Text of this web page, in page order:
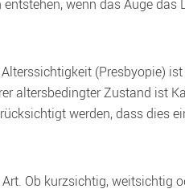
wenn das Auge
(Presbyopie)
altersbedingter Zustand ist
werden, dass dies
Ob kurzsichtig, weitsichtig